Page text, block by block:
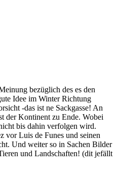
bezüglich des es den
Idee im Winter Richtung
-das ist ne Sackgasse! An
der Kontinent zu Ende. Wobei
bis dahin verfolgen wird.
vor Luis de Funes und seinen
Und weiter so in Sachen Bilder
und Landschaften! (dit jefällt